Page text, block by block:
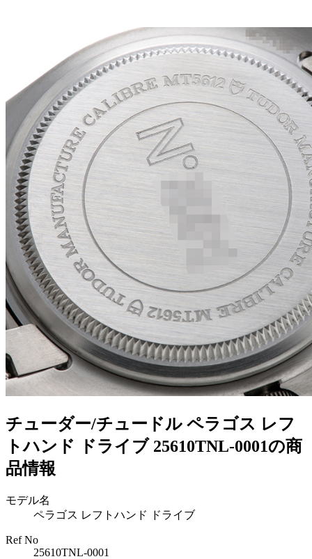
チューダー/チュードル ペラゴス レフ
トハンド ドライブ 25610TNL-0001の商
品情報
モデル名
ペラゴス レフトハンド ドライブ
Ref No
25610TNL-0001